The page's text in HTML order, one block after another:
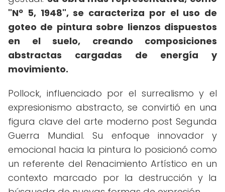
"Nº 5, 1948", se caracteriza por el uso de
goteo de pintura sobre lienzos dispuestos
en el suelo, creando composiciones
abstractas cargadas de energía y
movimiento.
Pollock, influenciado por el surrealismo y el
expresionismo abstracto, se convirtió en una
figura clave del arte moderno post Segunda
Guerra Mundial. Su enfoque innovador y
emocional hacia la pintura lo posicionó como
un referente del Renacimiento Artístico en un
contexto marcado por la destrucción y la